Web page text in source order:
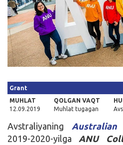
Kirish
Grant
MUHLAT
12.09.2019
QOLGAN VAQT
Muhlat tugagan
Avstraliyaning
2019-2020-yilga ANU